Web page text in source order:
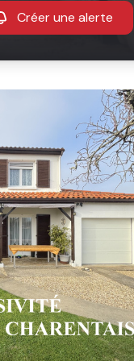
Créer une alerte